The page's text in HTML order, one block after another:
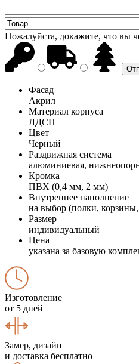
Пожалуйста, докажите, что вы
Фасад
Акрил
Материал корпуса
ЛДСП
Цвет
Черный
Раздвижная система
алюминиевая,
Кромка
ПВХ (0,4 мм, 2 мм)
Внутреннее наполнение
на выбор (полки,
Размер
индивидуальный
Цена
указана за базовую
Изготовление
от 5 дней
Замер, дизайн
и доставка бесплатно